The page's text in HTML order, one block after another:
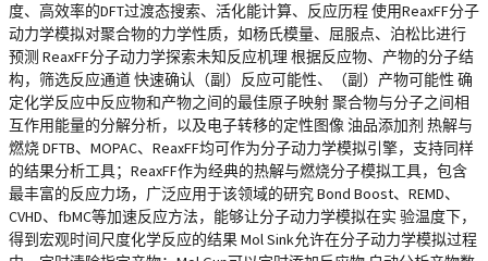
度、高效率的DFT过渡态搜索、活化能计算、反应历程 使用ReaxFF分子
动力学模拟对聚合物的力学性质，如杨氏模量、屈服点、泊松比进行
预测 ReaxFF分子动力学探索未知反应机理 根据反应物、产物的分子结
构，筛选反应通道 快速确认（副）反应可能性、（副）产物可能性 确
定化学反应中反应物和产物之间的最佳原子映射 聚合物与分子之间相
互作用能量的分解分析，以及电子转移的定性图像 油品添加剂 热解与
燃烧 DFTB、MOPAC、ReaxFF均可作为分子动力学模拟引擎，支持同样
的结果分析工具；ReaxFF作为经典的热解与燃烧分子模拟工具，包含
最丰富的反应力场，广泛应用于该领域的研究 Bond Boost、REMD、
CVHD、fbMC等加速反应方法，能够让分子动力学模拟在实 验温度下，
得到宏观时间尺度化学反应的结果 Mol Sink允许在分子动力学模拟过程